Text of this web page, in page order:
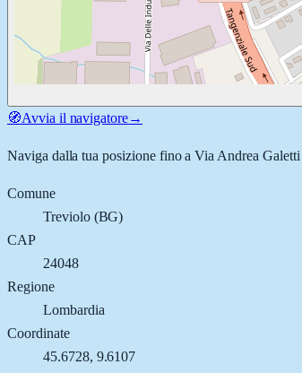
🧭Avvia il navigatore→
Naviga dalla tua posizione fino aVia Andrea Galetti
Comune
Treviolo(BG)
CAP
24048
Regione
Lombardia
Coordinate
45.6728, 9.6107